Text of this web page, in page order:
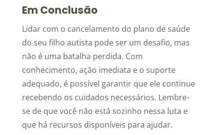
Em Conclusão
Lidar com o cancelamento do plano de saúde
do seu filho autista pode ser um desafio, mas
não é uma batalha perdida. Com
conhecimento, ação imediata e o suporte
adequado, é possível garantir que ele continue
recebendo os cuidados necessários. Lembre-
se de que você não está sozinho nessa luta e
que há recursos disponíveis para ajudar.